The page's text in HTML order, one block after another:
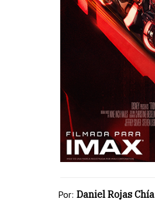
Por: Daniel Rojas Chía